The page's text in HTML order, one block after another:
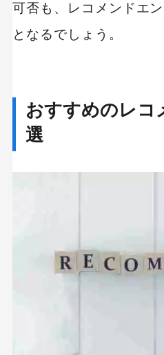
可否も、レコメンドエ
となるでしょう。
おすすめのレコ
選